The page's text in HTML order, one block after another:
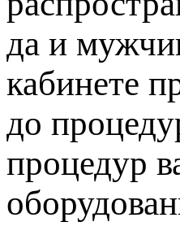
да и
кабинете
до
процедур